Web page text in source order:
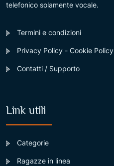
telefonico solamente vocale.
Termini e condizioni
Privacy Policy - Cookie Policy
Contatti / Supporto
Link utili
Categorie
Ragazze in linea